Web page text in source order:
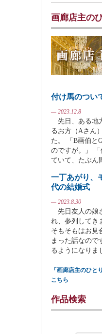
画廊店主の
付け馬のつい
— 2023.12.8
先日、ある地
るお方（Aさん
た。 「B画伯と
のですが。」
ていて、たぶん
一丁あがり、
代の結婚式
— 2023.8.30
先日友人の娘
れ、参列してき
そもそもはお見
まった話なので
るようになりま
「画廊店主のひと
こちら
作品検索